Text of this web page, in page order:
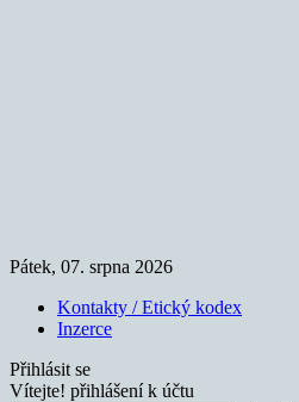
Pátek, 07. srpna 2026
Kontakty / Etický kodex
Inzerce
Přihlásit se
Vítejte! přihlášení k účtu